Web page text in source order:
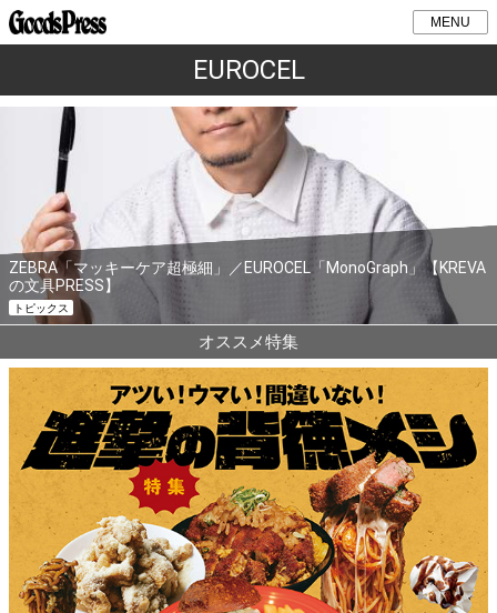
MENU
EUROCEL
ZEBRA「マッキーケア超極細」／EUROCEL「MonoGraph」【KREVA
の文具PRESS】
トピックス
オススメ特集